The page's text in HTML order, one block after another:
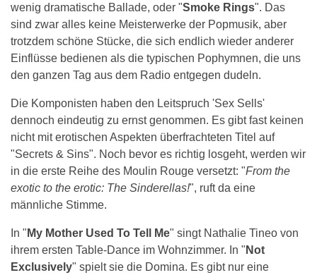
wenig dramatische Ballade, oder "Smoke Rings". Das
sind zwar alles keine Meisterwerke der Popmusik, aber
trotzdem schöne Stücke, die sich endlich wieder anderer
Einflüsse bedienen als die typischen Pophymnen, die uns
den ganzen Tag aus dem Radio entgegen dudeln.
Die Komponisten haben den Leitspruch 'Sex Sells'
dennoch eindeutig zu ernst genommen. Es gibt fast keinen
nicht mit erotischen Aspekten überfrachteten Titel auf
"Secrets & Sins". Noch bevor es richtig losgeht, werden wir
in die erste Reihe des Moulin Rouge versetzt: "From the
exotic to the erotic: The Sinderellas!", ruft da eine
männliche Stimme.
In " My Mother Used To Tell Me" singt Nathalie Tineo von
ihrem ersten Table-Dance im Wohnzimmer. In " Not
Exclusively" spielt sie die Domina. Es gibt nur eine